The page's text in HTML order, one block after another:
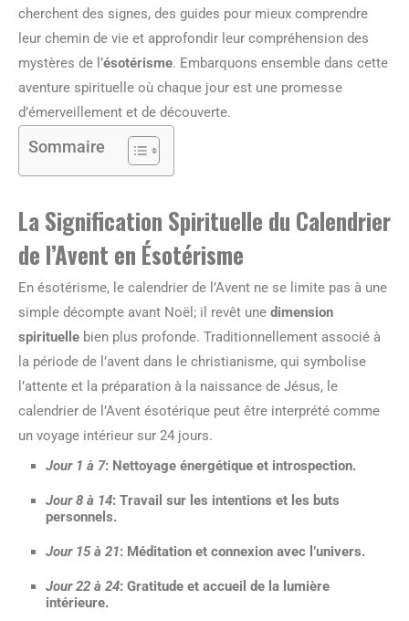
cherchent des signes, des guides pour mieux comprendre
leur chemin de vie et approfondir leur compréhension des
mystères de l’ésotérisme. Embarquons ensemble dans cette
aventure spirituelle où chaque jour est une promesse
d’émerveillement et de découverte.
Sommaire
La Signification Spirituelle du Calendrier
de l’Avent en Ésotérisme
En ésotérisme, le calendrier de l’Avent ne se limite pas à une
simple décompte avant Noël; il revêt une dimension
spirituelle bien plus profonde. Traditionnellement associé à
la période de l’avent dans le christianisme, qui symbolise
l’attente et la préparation à la naissance de Jésus, le
calendrier de l’Avent ésotérique peut être interprété comme
un voyage intérieur sur 24 jours.
Jour 1 à 7: Nettoyage énergétique et introspection.
Jour 8 à 14: Travail sur les intentions et les buts
personnels.
Jour 15 à 21: Méditation et connexion avec l’univers.
Jour 22 à 24: Gratitude et accueil de la lumière
intérieure.